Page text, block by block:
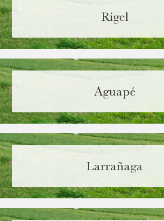
Rigel
Aguapé
Larrañaga
Required
Required